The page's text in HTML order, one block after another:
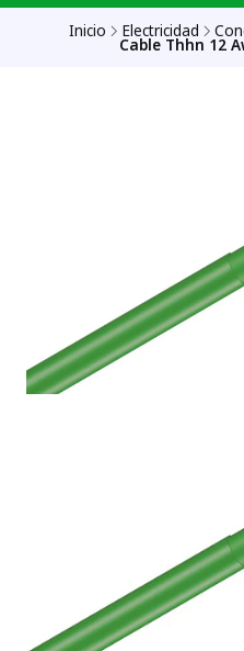
Inicio Electricidad
Cable Thhn 12